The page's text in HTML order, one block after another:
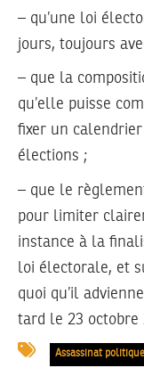
– qu’une loi
jours, toujours
– que la
qu’elle puisse
fixer un
élections ;
– que le
pour limiter
instance à la
loi électorale, et
quoi qu’il
tard le 23 octobre
Assassinat politique